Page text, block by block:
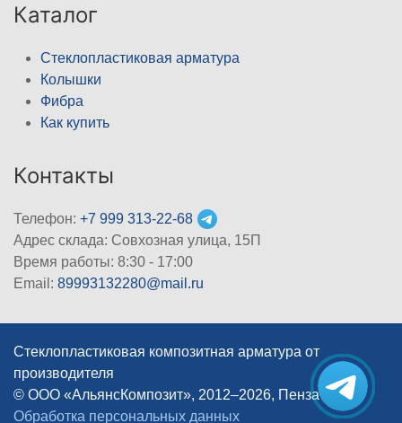
Каталог
Стеклопластиковая арматура
Колышки
Фибра
Как купить
Контакты
Телефон: +7 999 313-22-68
Адрес склада: Совхозная улица, 15П
Время работы: 8:30 - 17:00
Email: 89993132280@mail.ru
Стеклопластиковая композитная арматура от
производителя
© ООО «АльянсКомпозит», 2012–2026, Пенза |
Обработка персональных данных